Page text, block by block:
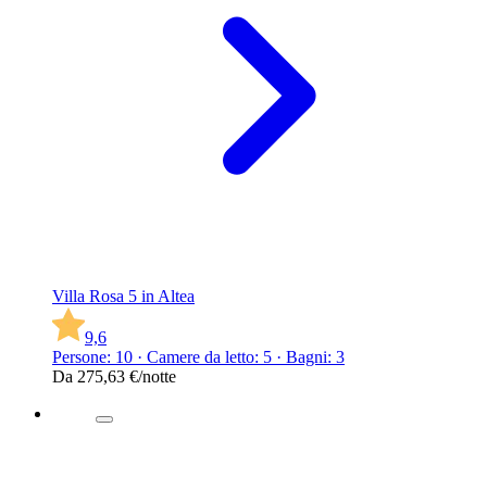
Villa Rosa 5 in Altea
9,6
Persone: 10 · Camere da letto: 5 · Bagni: 3
Da 275,63 €/notte